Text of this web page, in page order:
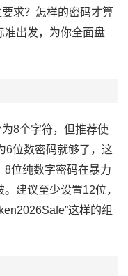
求？怎样的密码才算
准出发，为你全面盘
8个字符，但推荐使
6位数密码就够了，这
8位纯数字密码在暴力
建议至少设置12位，
这样的组